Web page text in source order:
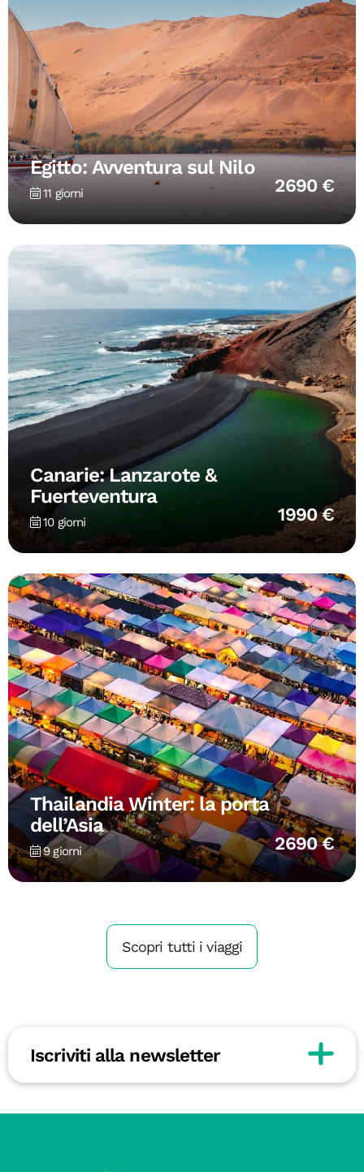
Egitto: Avventura sul Nilo
11 giorni 2690 €
Canarie: Lanzarote &
Fuerteventura
10 giorni 1990 €
Thailandia Winter: la porta
dell’Asia
9 giorni 2690 €
Scopri tutti i viaggi
Iscriviti alla newsletter